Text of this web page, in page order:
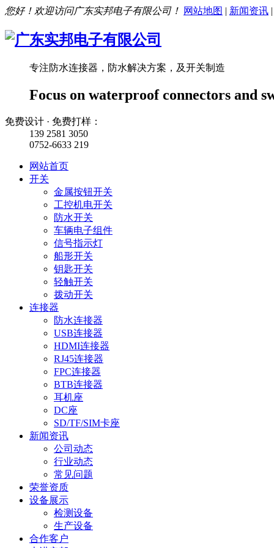
您好！欢迎访问广东实邦电子有限公司！ 网站地图 | 新闻资讯 |
专注防水连接器，防水解决方案，及开关制造
Focus on waterproof connectors and
免费设计 · 免费打样：
139 2581 3050
0752-6633 219
网站首页
开关
金属按钮开关
工控机电开关
防水开关
车辆电子组件
信号指示灯
船形开关
钥匙开关
轻触开关
拨动开关
连接器
防水连接器
USB连接器
HDMI连接器
RJ45连接器
FPC连接器
BTB连接器
耳机座
DC座
SD/TF/SIM卡座
新闻资讯
公司动态
行业动态
常见问题
荣誉资质
设备展示
检测设备
生产设备
合作客户